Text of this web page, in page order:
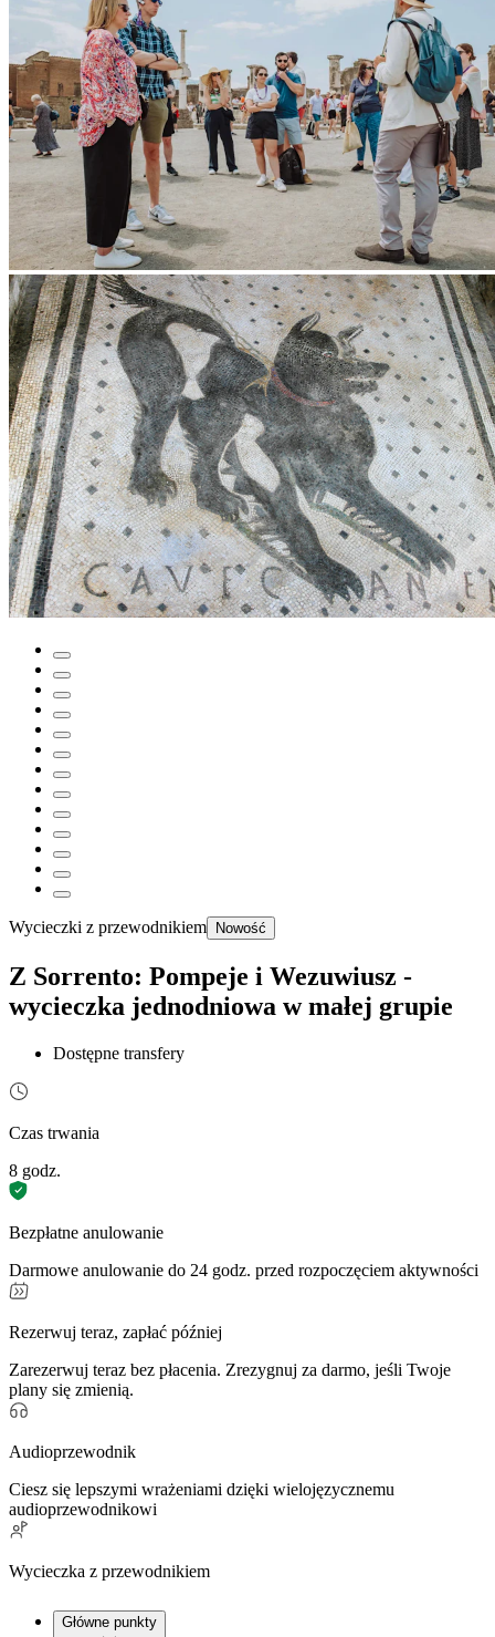
Wycieczki z przewodnikiem Nowość
Z Sorrento: Pompeje i Wezuwiusz -
wycieczka jednodniowa w małej grupie
Dostępne transfery
Czas trwania
8 godz.
Bezpłatne anulowanie
Darmowe anulowanie do 24 godz. przed rozpoczęciem aktywności
Rezerwuj teraz, zapłać później
Zarezerwuj teraz bez płacenia. Zrezygnuj za darmo, jeśli Twoje
plany się zmienią.
Audioprzewodnik
Ciesz się lepszymi wrażeniami dzięki wielojęzycznemu
audioprzewodnikowi
Wycieczka z przewodnikiem
Główne punkty